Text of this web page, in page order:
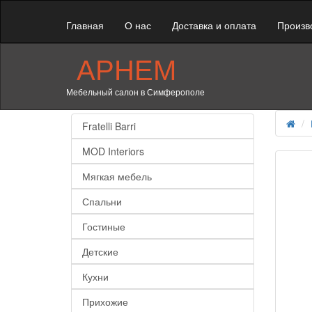
Главная О нас Доставка и оплата
АРНЕМ
Мебельный салон в Симферополе
Fratelli Barri
MOD Interiors
Мягкая мебель
Спальни
Гостиные
Детские
Кухни
Прихожие